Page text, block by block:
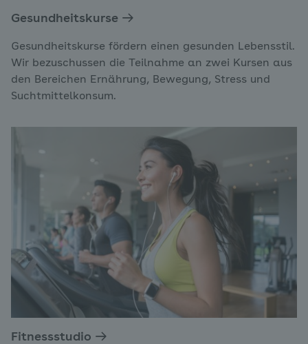
Gesundheitskurse
Gesundheitskurse fördern einen gesunden Lebensstil.
Wir bezuschussen die Teilnahme an zwei Kursen aus
den Bereichen Ernährung, Bewegung, Stress und
Suchtmittelkonsum.
Fitnessstudio